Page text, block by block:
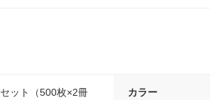
ット（500枚×2冊
カラー